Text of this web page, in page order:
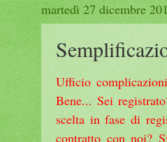
martedì 27 dicembre
Ufficio
Bene... Sei
scelta in fase di
contratto con noi?